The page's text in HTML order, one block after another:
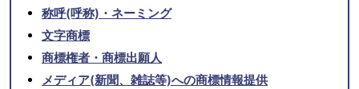
称呼(呼称)・ネーミング
文字商標
商標権者・商標出願人
メディア(新聞、雑誌等)への商標情報提供